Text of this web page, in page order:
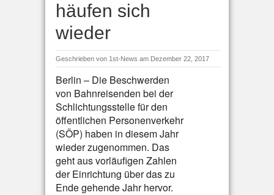
häufen sich
wieder
Geschrieben von 1st-News am Dezember 22, 2017
Berlin – Die Beschwerden
von Bahnreisenden bei der
Schlichtungsstelle für den
öffentlichen Personenverkehr
(SÖP) haben in diesem Jahr
wieder zugenommen. Das
geht aus vorläufigen Zahlen
der Einrichtung über das zu
Ende gehende Jahr hervor.